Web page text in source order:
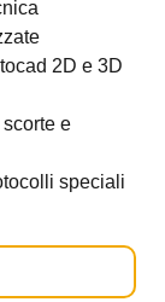
2D e 3D
e
speciali